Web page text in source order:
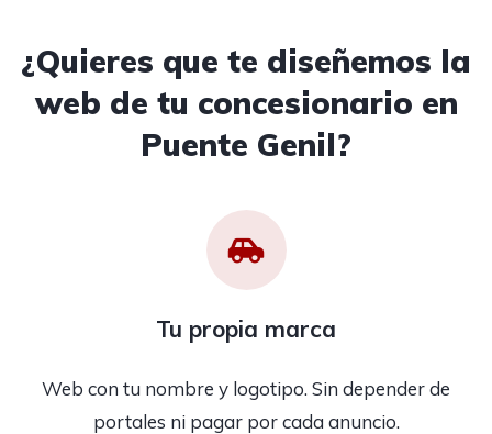
¿Quieres que te diseñemos la
web de tu concesionario en
Puente Genil?
Tu propia marca
Web con tu nombre y logotipo. Sin depender de
portales ni pagar por cada anuncio.